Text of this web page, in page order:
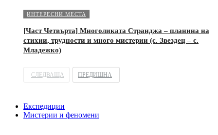
ИНТЕРЕСНИ МЕСТА
[Част Четвърта] Многоликата Странджа – планина на
стихии, трудности и много мистерии (с. Звездец – с.
Младежко)
СЛЕДВАЩА ПРЕДИШНА
Експедиции
Мистерии и феномени